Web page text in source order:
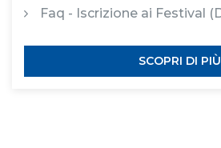
Faq - Iscrizione ai Festival
SCOPRI DI PIÙ